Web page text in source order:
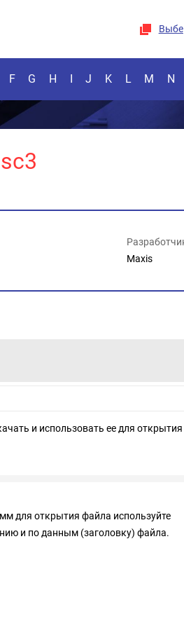
F G H I J K L M N
Maxis
и использовать ее для открытия
для открытия файла используйте
и по данным (заголовку) файла.